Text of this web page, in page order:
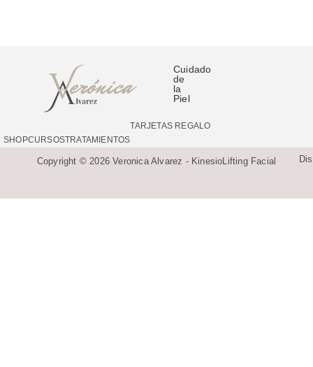
Cuidado
de
la
Piel
SHOPCURSOSTRATAMIENTOS
TARJETAS REGALO
Copyright © 2026 Veronica Alvarez - KinesioLifting Facial